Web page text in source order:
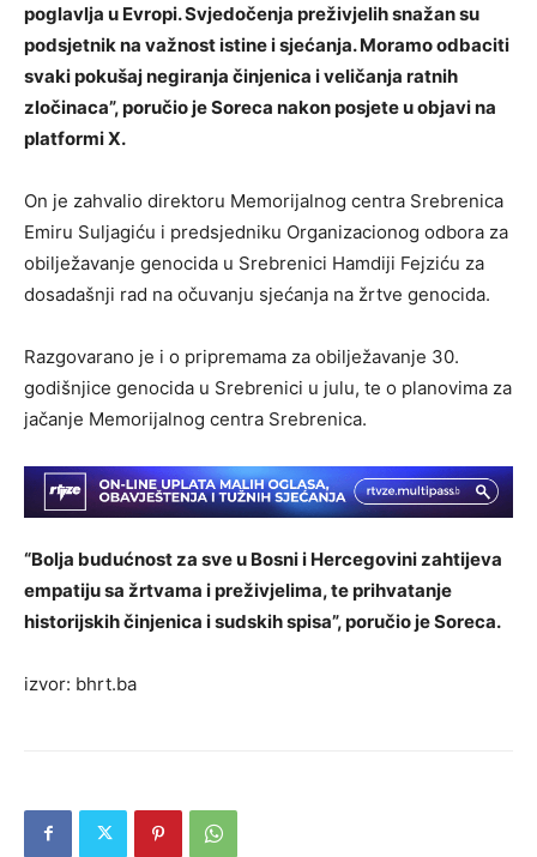
poglavlja u Evropi. Svjedočenja preživjelih snažan su
podsjetnik na važnost istine i sjećanja. Moramo odbaciti
svaki pokušaj negiranja činjenica i veličanja ratnih
zločinaca”, poručio je Soreca nakon posjete u objavi na
platformi X.
On je zahvalio direktoru Memorijalnog centra Srebrenica
Emiru Suljagiću i predsjedniku Organizacionog odbora za
obilježavanje genocida u Srebrenici Hamdiji Fejziću za
dosadašnji rad na očuvanju sjećanja na žrtve genocida.
Razgovarano je i o pripremama za obilježavanje 30.
godišnjice genocida u Srebrenici u julu, te o planovima za
jačanje Memorijalnog centra Srebrenica.
“Bolja budućnost za sve u Bosni i Hercegovini zahtijeva
empatiju sa žrtvama i preživjelima, te prihvatanje
historijskih činjenica i sudskih spisa”, poručio je Soreca.
izvor: bhrt.ba